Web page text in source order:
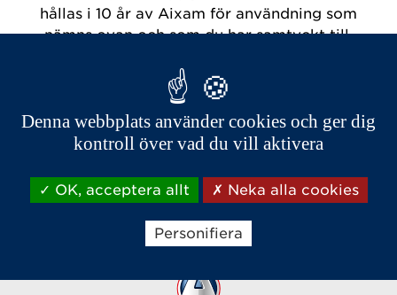
hållas i 10 år av Aixam för användning som
nämns ovan och som du har samtyckt till.
som är oberoende av Aixam, kan skilja sig
från vår. De är ensamma ansvariga för deras
politik och praxis inom detta område.
För mer information kontakta din lokala
Denna webbplats använder cookies och ger dig
kontroll över vad du vill aktivera
OK, acceptera allt Neka alla cookies
Personifiera